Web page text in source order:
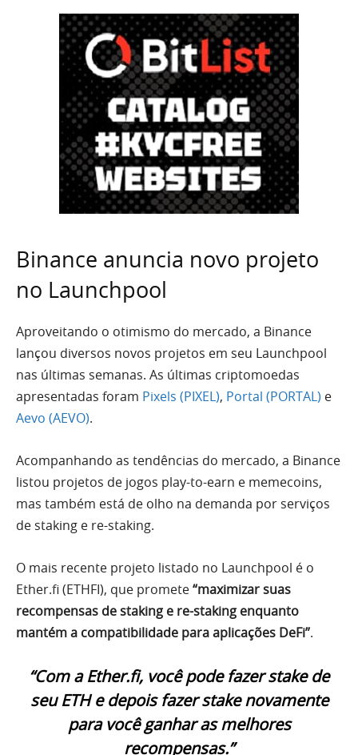
Binance anuncia novo projeto
no Launchpool
Aproveitando o otimismo do mercado, a Binance
lançou diversos novos projetos em seu Launchpool
nas últimas semanas. As últimas criptomoedas
apresentadas foram Pixels (PIXEL), Portal (PORTAL) e
Aevo (AEVO).
Acompanhando as tendências do mercado, a Binance
listou projetos de jogos play-to-earn e memecoins,
mas também está de olho na demanda por serviços
de staking e re-staking.
O mais recente projeto listado no Launchpool é o
Ether.fi (ETHFI), que promete“maximizar suas
recompensas de staking e re-staking enquanto
mantém a compatibilidade para aplicações DeFi”.
“Com a Ether.fi, você pode fazer stake de
seu ETH e depois fazer stake novamente
para você ganhar as melhores
recompensas.”